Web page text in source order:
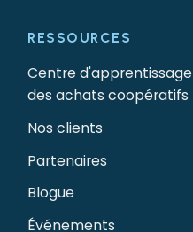
RESSOURCES
Centre d'apprentissage
des achats coopératifs
Nos clients
Partenaires
Blogue
Événements